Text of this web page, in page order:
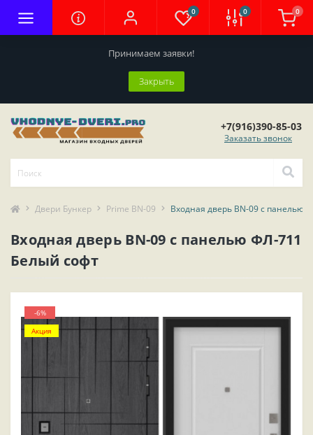
Принимаем заявки!
Закрыть
0 0 0
+7(916)390-85-03
Заказать звонок
Двери Бункер Prime BN-09 Входная дверь BN-09 с панелью
Входная дверь BN-09 с панелью ФЛ-711
Белый софт
-6%
Акция